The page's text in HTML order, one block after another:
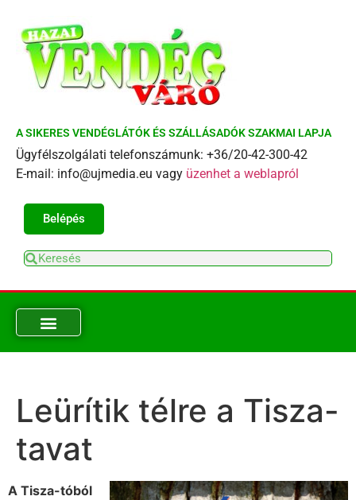
A SIKERES VENDÉGLÁTÓK ÉS SZÁLLÁSADÓK SZAKMAI LAPJA
Ügyfélszolgálati telefonszámunk: +36/20-42-300-42
E-mail: info@ujmedia.eu vagy üzenhet a weblapról
Belépés
Leürítik télre a Tisza-
tavat
A Tisza-tóból